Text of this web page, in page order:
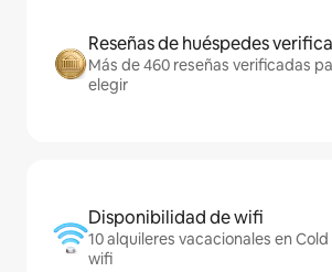
Reseñas de huéspedes
Más de 460 reseñas verificadas
elegir
Disponibilidad de wifi
10 alquileres vacacionales en
wifi